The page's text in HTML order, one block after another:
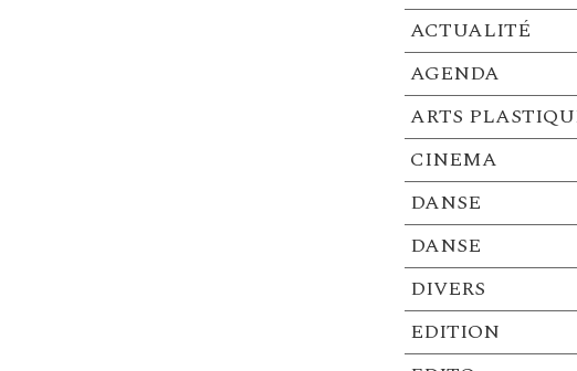
ACTUALITÉ
AGENDA
ARTS
CINEMA
DANSE
DANSE
DIVERS
EDITION